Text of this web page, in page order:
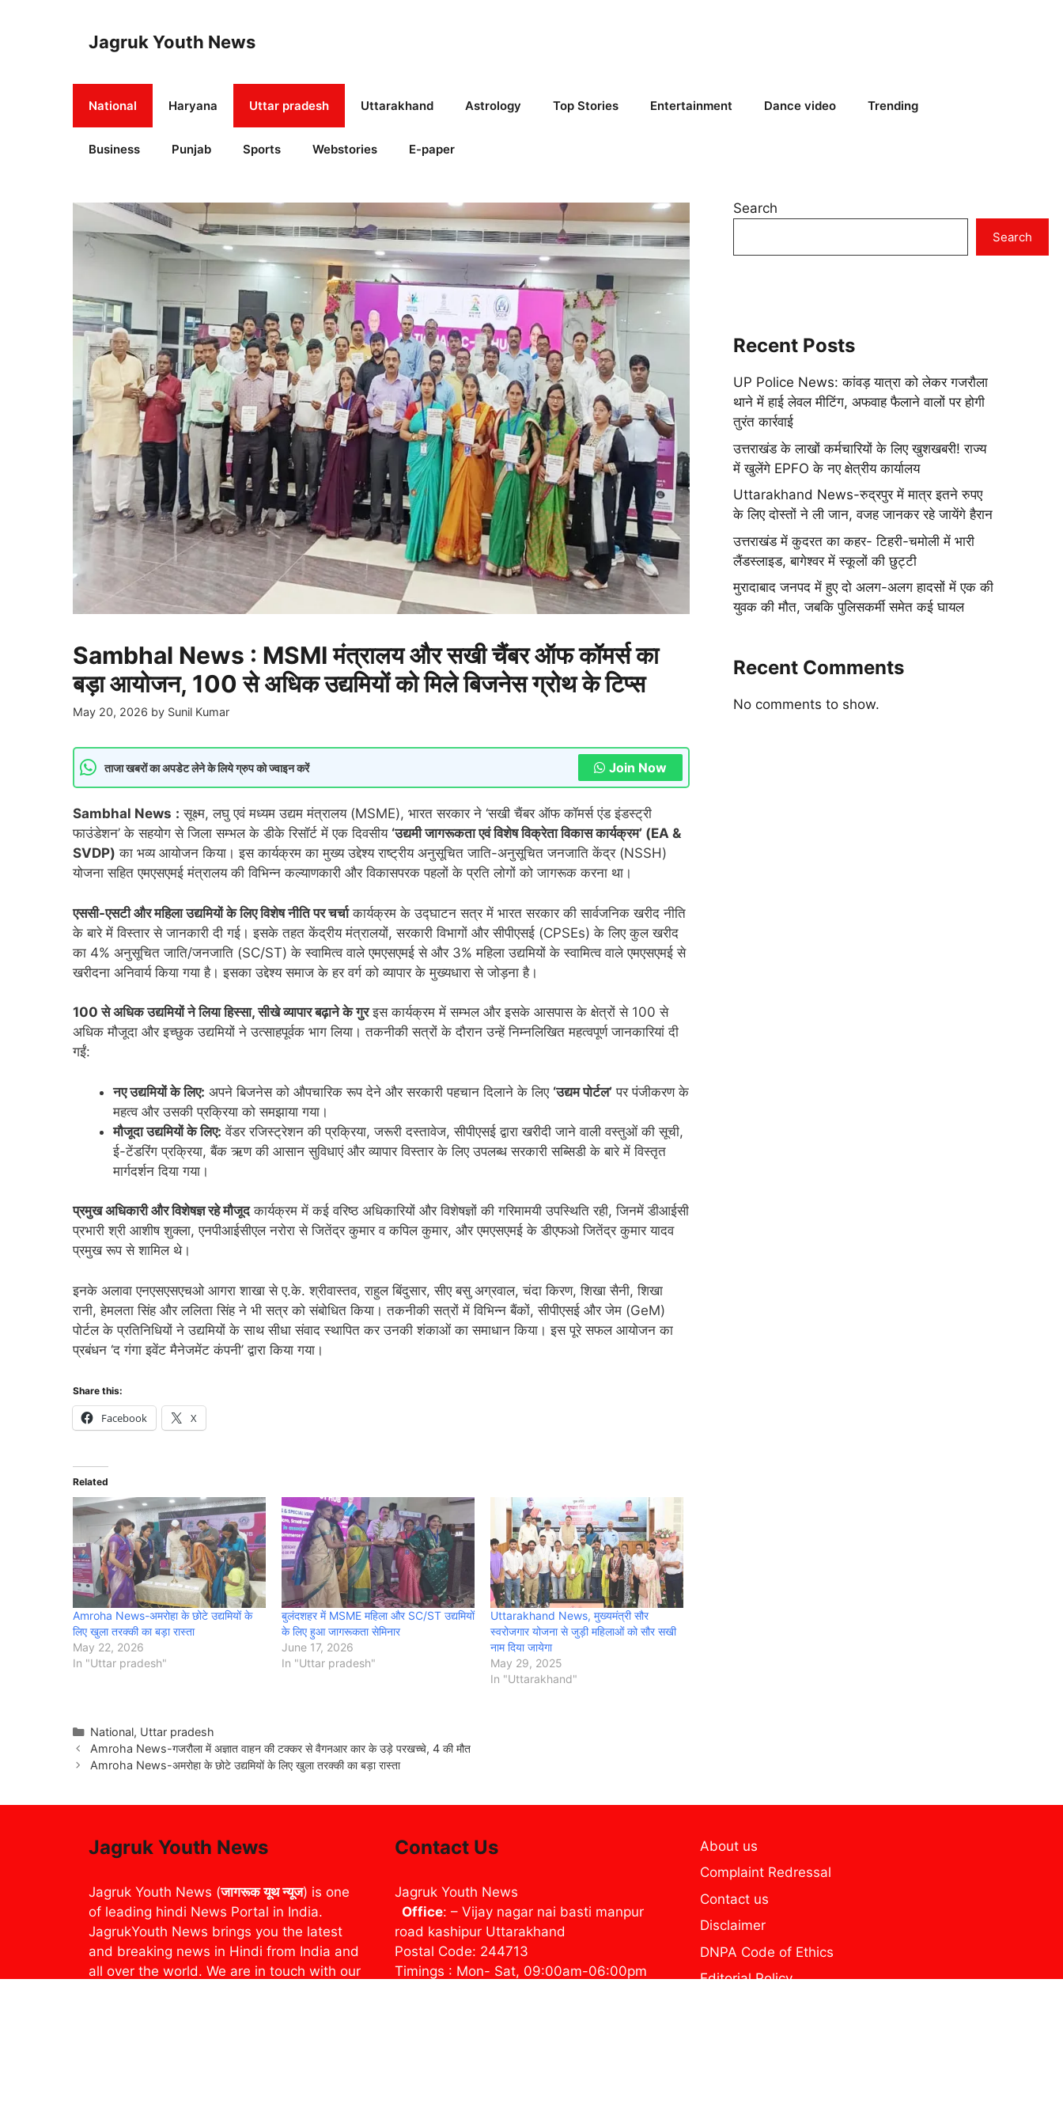
Jagruk Youth News
National Haryana Uttar pradesh Uttarakhand Astrology Top Stories Entertainment Dance video Trending
Business Punjab Sports Webstories E-paper
Sambhal News : MSMI मंत्रालय और सखी चैंबर ऑफ कॉमर्स का
बड़ा आयोजन, 100 से अधिक उद्यमियों को मिले बिजनेस ग्रोथ के टिप्स
May 20, 2026 by Sunil Kumar
ताजा खबरों का अपडेट लेने के लिये ग्रुप को ज्वाइन करें Join Now
Sambhal News : सूक्ष्म, लघु एवं मध्यम उद्यम मंत्रालय (MSME), भारत सरकार ने ‘सखी चैंबर ऑफ कॉमर्स एंड इंडस्ट्री
फाउंडेशन’ के सहयोग से जिला सम्भल के डीके रिसॉर्ट में एक दिवसीय ‘उद्यमी जागरूकता एवं विशेष विक्रेता विकास कार्यक्रम’ (EA &
SVDP) का भव्य आयोजन किया। इस कार्यक्रम का मुख्य उद्देश्य राष्ट्रीय अनुसूचित जाति-अनुसूचित जनजाति केंद्र (NSSH)
योजना सहित एमएसएमई मंत्रालय की विभिन्न कल्याणकारी और विकासपरक पहलों के प्रति लोगों को जागरूक करना था।
एससी-एसटी और महिला उद्यमियों के लिए विशेष नीति पर चर्चाकार्यक्रम के उद्घाटन सत्र में भारत सरकार की सार्वजनिक खरीद नीति
के बारे में विस्तार से जानकारी दी गई। इसके तहत केंद्रीय मंत्रालयों, सरकारी विभागों और सीपीएसई (CPSEs) के लिए कुल खरीद
का 4% अनुसूचित जाति/जनजाति (SC/ST) के स्वामित्व वाले एमएसएमई से और 3% महिला उद्यमियों के स्वामित्व वाले एमएसएमई से
खरीदना अनिवार्य किया गया है। इसका उद्देश्य समाज के हर वर्ग को व्यापार के मुख्यधारा से जोड़ना है।
100 से अधिक उद्यमियों ने लिया हिस्सा, सीखे व्यापार बढ़ाने के गुरइस कार्यक्रम में सम्भल और इसके आसपास के क्षेत्रों से 100 से
अधिक मौजूदा और इच्छुक उद्यमियों ने उत्साहपूर्वक भाग लिया। तकनीकी सत्रों के दौरान उन्हें निम्नलिखित महत्वपूर्ण जानकारियां दी
गईं:
नए उद्यमियों के लिए: अपने बिजनेस को औपचारिक रूप देने और सरकारी पहचान दिलाने के लिए ‘उद्यम पोर्टल’ पर पंजीकरण के
महत्व और उसकी प्रक्रिया को समझाया गया।
मौजूदा उद्यमियों के लिए: वेंडर रजिस्ट्रेशन की प्रक्रिया, जरूरी दस्तावेज, सीपीएसई द्वारा खरीदी जाने वाली वस्तुओं की सूची,
ई-टेंडरिंग प्रक्रिया, बैंक ऋण की आसान सुविधाएं और व्यापार विस्तार के लिए उपलब्ध सरकारी सब्सिडी के बारे में विस्तृत
मार्गदर्शन दिया गया।
प्रमुख अधिकारी और विशेषज्ञ रहे मौजूदकार्यक्रम में कई वरिष्ठ अधिकारियों और विशेषज्ञों की गरिमामयी उपस्थिति रही, जिनमें डीआईसी
प्रभारी श्री आशीष शुक्ला, एनपीआईसीएल नरोरा से जितेंद्र कुमार व कपिल कुमार, और एमएसएमई के डीएफओ जितेंद्र कुमार यादव
प्रमुख रूप से शामिल थे।
इनके अलावा एनएसएसएचओ आगरा शाखा से ए.के. श्रीवास्तव, राहुल बिंदुसार, सीए बसु अग्रवाल, चंदा किरण, शिखा सैनी, शिखा
रानी, हेमलता सिंह और ललिता सिंह ने भी सत्र को संबोधित किया। तकनीकी सत्रों में विभिन्न बैंकों, सीपीएसई और जेम (GeM)
पोर्टल के प्रतिनिधियों ने उद्यमियों के साथ सीधा संवाद स्थापित कर उनकी शंकाओं का समाधान किया। इस पूरे सफल आयोजन का
प्रबंधन ‘द गंगा इवेंट मैनेजमेंट कंपनी’ द्वारा किया गया।
Share this:
Facebook X
Related
Amroha News-अमरोहा के छोटे उद्यमियों के
लिए खुला तरक्की का बड़ा रास्ता
May 22, 2026
In "Uttar pradesh"
बुलंदशहर में MSME महिला और SC/ST उद्यमियों
के लिए हुआ जागरूकता सेमिनार
June 17, 2026
In "Uttar pradesh"
Uttarakhand News, मुख्यमंत्री सौर
स्वरोजगार योजना से जुड़ी महिलाओं को सौर सखी
नाम दिया जायेगा
May 29, 2025
In "Uttarakhand"
Categories
National, Uttar pradesh
Amroha News-गजरौला में अज्ञात वाहन की टक्कर से वैगनआर कार के उड़े परखच्चे, 4 की मौत
Amroha News-अमरोहा के छोटे उद्यमियों के लिए खुला तरक्की का बड़ा रास्ता
Search
Search
Recent Posts
UP Police News: कांवड़ यात्रा को लेकर गजरौला
थाने में हाई लेवल मीटिंग, अफवाह फैलाने वालों पर होगी
तुरंत कार्रवाई
उत्तराखंड के लाखों कर्मचारियों के लिए खुशखबरी! राज्य
में खुलेंगे EPFO के नए क्षेत्रीय कार्यालय
Uttarakhand News-रुद्रपुर में मात्र इतने रुपए
के लिए दोस्तों ने ली जान, वजह जानकर रहे जायेंगे हैरान
उत्तराखंड में कुदरत का कहर- टिहरी-चमोली में भारी
लैंडस्लाइड, बागेश्वर में स्कूलों की छुट्टी
मुरादाबाद जनपद में हुए दो अलग-अलग हादसों में एक की
युवक की मौत, जबकि पुलिसकर्मी समेत कई घायल
Recent Comments
No comments to show.
Jagruk Youth News
Jagruk Youth News (जागरूक यूथ न्यूज) is one
of leading hindi News Portal in India.
JagrukYouth News brings you the latest
and breaking news in Hindi from India and
all over the world. We are in touch with our
Contact Us
Jagruk Youth News
Office: – Vijay nagar nai basti manpur
road kashipur Uttarakhand
Postal Code: 244713
Timings : Mon- Sat, 09:00am-06:00pm
About us
Complaint Redressal
Contact us
Disclaimer
DNPA Code of Ethics
Editorial Policy